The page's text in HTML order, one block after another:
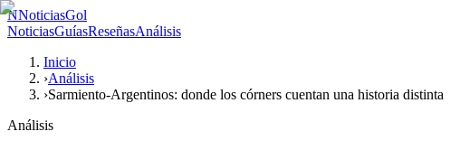
NNoticiasGol
NoticiasGuíasReseñasAnálisis
Inicio
›Análisis
›Sarmiento-Argentinos: donde los córners cuentan una historia distinta
Análisis